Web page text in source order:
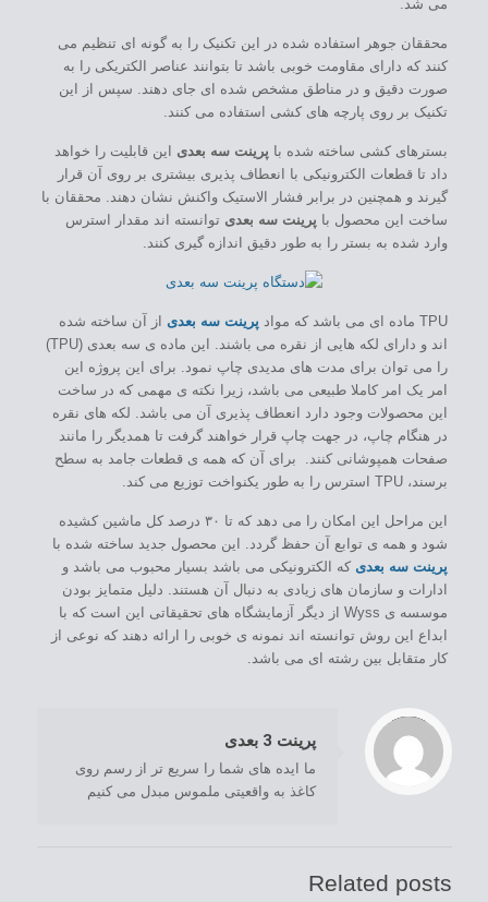
می شد.
محققان جوهر استفاده شده در این تکنیک را به گونه ای تنظیم می
کنند که دارای مقاومت خوبی باشد تا بتوانند عناصر الکتریکی را به
صورت دقیق و در مناطق مشخص شده ای جای دهند. سپس از این
تکنیک بر روی پارچه های کشی استفاده می کنند.
بسترهای کشی ساخته شده با پرینت سه بعدی این قابلیت را خواهد
داد تا قطعات الکترونیکی با انعطاف پذیری بیشتری بر روی آن قرار
گیرند و همچنین در برابر فشار الاستیک واکنش نشان دهند. محققان با
ساخت این محصول با پرینت سه بعدی توانسته اند مقدار استرس
وارد شده به بستر را به طور دقیق اندازه گیری کنند.
TPU ماده ای می باشد که مواد پرینت سه بعدی از آن ساخته شده
اند و دارای لکه هایی از نقره می باشند. این ماده ی سه بعدی (TPU)
را می توان برای مدت های مدیدی چاپ نمود. برای این پروژه این
امر یک امر کاملا طبیعی می باشد، زیرا نکته ی مهمی که در ساخت
این محصولات وجود دارد انعطاف پذیری آن می باشد. لکه های نقره
در هنگام چاپ، در جهت چاپ قرار خواهند گرفت تا همدیگر را مانند
صفحات همپوشانی کنند. برای آن که همه ی قطعات جامد به سطح
برسند، TPU استرس را به طور یکنواخت توزیع می کند.
این مراحل این امکان را می دهد که تا ۳۰ درصد کل ماشین کشیده
شود و همه ی توابع آن حفظ گردد. این محصول جدید ساخته شده با
پرینت سه بعدی که الکترونیکی می باشد بسیار محبوب می باشد و
ادارات و سازمان های زیادی به دنبال آن هستند. دلیل متمایز بودن
موسسه ی Wyss از دیگر آزمایشگاه های تحقیقاتی این است که با
ابداع این روش توانسته اند نمونه ی خوبی را ارائه دهند که نوعی از
کار متقابل بین رشته ای می باشد.
Warning
: Trying to access array offset on value of type null in
/home/com12333/public_html/wp-content/themes/Industry/includes/content-single.php
on line195
پرینت 3 بعدی
ما ایده های شما را سریع تر از رسم روی
کاغذ به واقعیتی ملموس مبدل می کنیم
Related posts